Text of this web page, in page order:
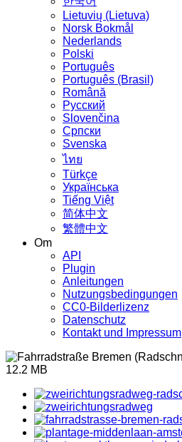
Lietuvių (Lietuva)
‪Norsk Bokmål‬
Nederlands
Polski
Português
Português (Brasil)
Română
Русский
Slovenčina
Српски
Svenska
ไทย
Türkçe
Українська
Tiếng Việt
简体中文
繁體中文
Om
API
Plugin
Anleitungen
Nutzungsbedingungen
CC0-Bilderlizenz
Datenschutz
Kontakt und Impressum
12.2 MB